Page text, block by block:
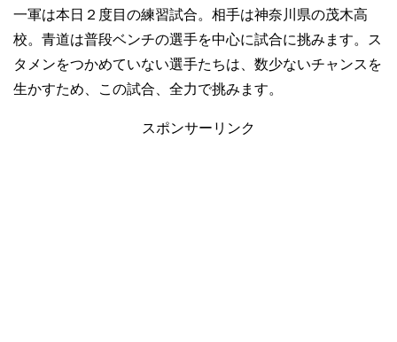
一軍は本日２度目の練習試合。相手は神奈川県の茂木高
校。青道は普段ベンチの選手を中心に試合に挑みます。ス
タメンをつかめていない選手たちは、数少ないチャンスを
生かすため、この試合、全力で挑みます。
スポンサーリンク